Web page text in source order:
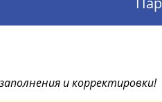
и корректировки!